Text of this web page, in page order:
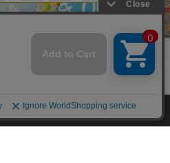
ールでお知らせ
アイリスのお茶 綠 緑茶
100％使用
チオシ
【48本】富士
イチオシ
¥2,480
ログイン お気に入り お知らせ